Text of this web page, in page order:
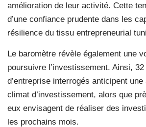
amélioration de leur activité. Cette
d’une confiance prudente dans les
résilience du tissu entrepreneurial
Le baromètre révèle également une
poursuivre l’investissement. Ainsi,
d’entreprise interrogés anticipent
climat d’investissement, alors que
eux envisagent de réaliser des
les prochains mois.